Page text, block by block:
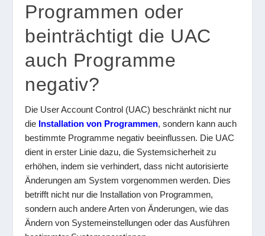
Programmen oder
beinträchtigt die UAC
auch Programme
negativ?
Die User Account Control (UAC) beschränkt nicht nur
die Installation von Programmen, sondern kann auch
bestimmte Programme negativ beeinflussen. Die UAC
dient in erster Linie dazu, die Systemsicherheit zu
erhöhen, indem sie verhindert, dass nicht autorisierte
Änderungen am System vorgenommen werden. Dies
betrifft nicht nur die Installation von Programmen,
sondern auch andere Arten von Änderungen, wie das
Ändern von Systemeinstellungen oder das Ausführen